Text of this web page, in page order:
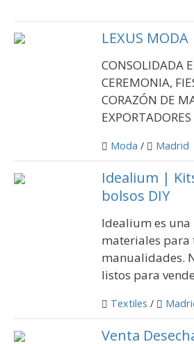
LEXUS MODA
CONSOLIDADA
CEREMONIA,
CORAZÓN DE
Moda / Madrid
Idealium |
bolsos DIY
Idealium es una
materiales para
manualidades.
listos para
Textiles /
Venta